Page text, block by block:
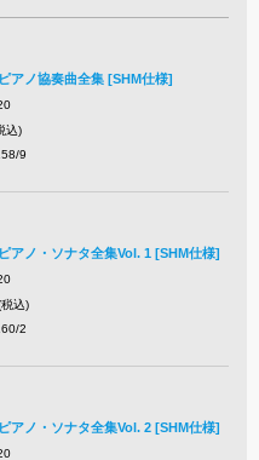
アノ協奏曲全集 [SHM仕様]
込)
9
アノ・ソナタ全集Vol. 1 [SHM仕様]
込)
2
アノ・ソナタ全集Vol. 2 [SHM仕様]